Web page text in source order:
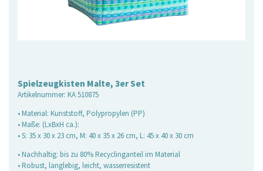
Spielzeugkisten Malte, 3er Set
Artikelnummer: KA 510875
• Material: Kunststoff, Polypropylen (PP)
• Maße: (LxBxH ca.):
• S: 35 x 30 x 23 cm, M: 40 x 35 x 26 cm, L: 45 x 40 x 30 cm
• Nachhaltig: bis zu 80% Recyclinganteil im Material
• Robust, langlebig, leicht, wasserresistent